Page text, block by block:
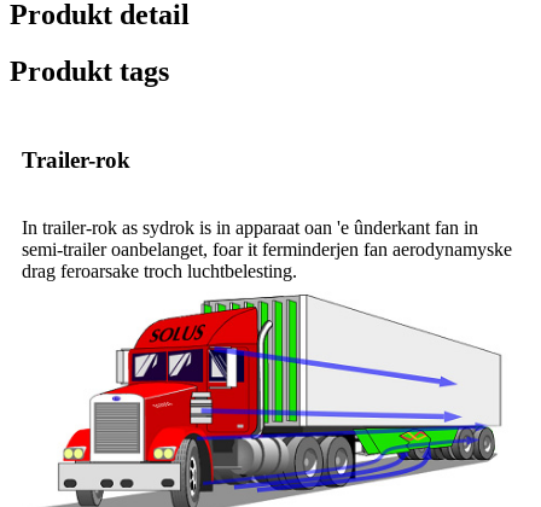
Produkt detail
Produkt tags
Trailer-rok
In trailer-rok as sydrok is in apparaat oan 'e ûnderkant fan in
semi-trailer oanbelanget, foar it ferminderjen fan aerodynamyske
drag feroarsake troch luchtbelesting.